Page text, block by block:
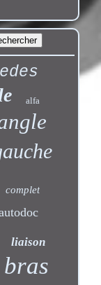
alfa
complet
liaison
bras